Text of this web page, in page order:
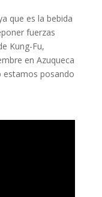
que es la bebida
fuerzas
Kung-Fu,
en Azuqueca
estamos posando